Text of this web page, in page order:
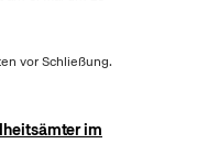
vor Schließung.
im